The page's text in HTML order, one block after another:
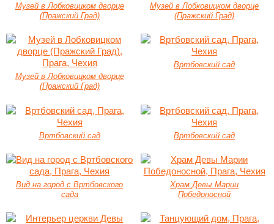
Музей в Лобковицком дворце
(Пражский Град)
Музей в Лобковицком дворце
(Пражский Град)
Музей в Лобковицком дворце
(Пражский Град)
Вртбовский сад
Вртбовский сад Вртбовский сад
Вид на город с Вртбовского
сада
Храм Девы Марии
Победоносной